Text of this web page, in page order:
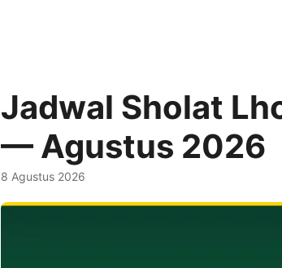
Jadwal Sholat
— Agustus 2026
8 Agustus 2026